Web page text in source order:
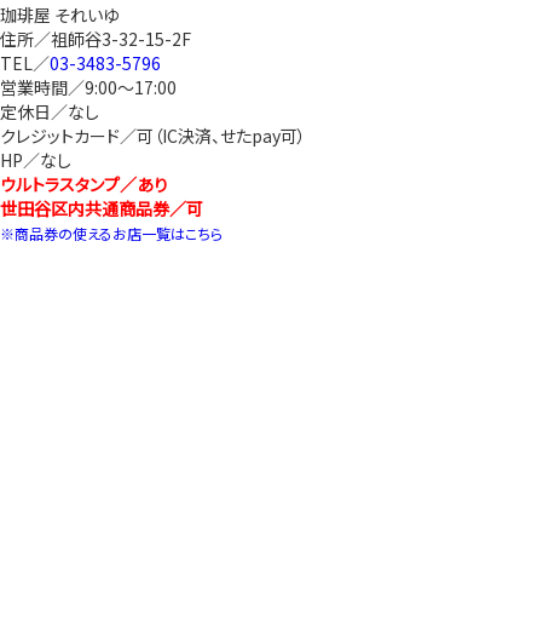
珈琲屋 それいゆ
住所／祖師谷3-32-15-2F
TEL／03-3483-5796
営業時間／9:00～17:00
定休日／なし
クレジットカード／可（IC決済、せたpay可）
HP／なし
ウルトラスタンプ／あり
世田谷区内共通商品券／可
※商品券の使えるお店一覧はこちら